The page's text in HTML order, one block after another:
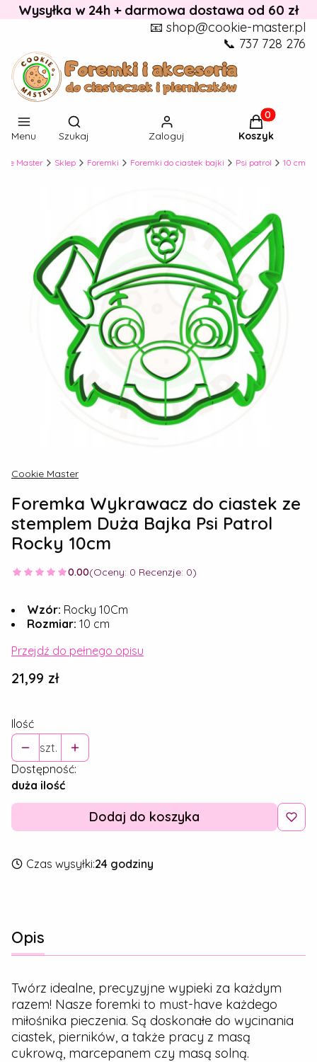
Wysyłka w 24h + darmowa dostawa od 60 zł
📧 shop@cookie-master.pl
📞 737 728 276
Menu
Otwórz wyszukiwarkę
Szukaj Zaloguj
Produkty w
Koszyk
Master Sklep Foremki Foremki do ciastek bajki Psi patrol 10 cm
Cookie Master
Foremka Wykrawacz do ciastek ze
stemplem Duża Bajka Psi Patrol
Rocky 10cm
0.00(Oceny: 0 Recenzje: 0)
Wzór: Rocky 10Cm
Rozmiar: 10 cm
Przejdź do pełnego opisu
Cena
21,99 zł
Ilość
szt.
Dostępność:
duża ilość
Dodaj do koszyka
Czas wysyłki:24 godziny
Opis
Twórz idealne, precyzyjne wypieki za każdym
razem! Nasze foremki to must-have każdego
miłośnika pieczenia. Są doskonałe do wycinania
ciastek, pierników, a także pracy z masą
cukrową, marcepanem czy masą solną.